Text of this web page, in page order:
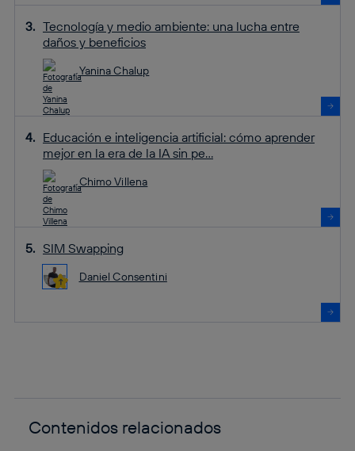
Tecnología y medio ambiente: una lucha entre
daños y beneficios
Yanina Chalup
Educación e inteligencia artificial: cómo aprender
mejor en la era de la IA sin pe...
Chimo Villena
SIM Swapping
Daniel Consentini
Contenidos relacionados